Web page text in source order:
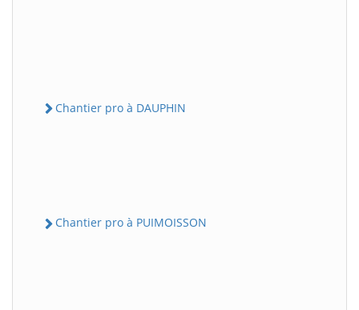
Chantier pro à DAUPHIN
Chantier pro à PUIMOISSON